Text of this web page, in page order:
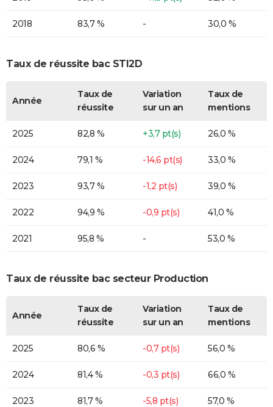
2018 83,7 % - 30,0 %
Taux de réussite bac STI2D
Année
Taux de
réussite
Variation
sur un an
Taux de
mentions
2025 82,8 % +3,7 pt(s) 26,0 %
2024 79,1 % -14,6 pt(s) 33,0 %
2023 93,7 % -1,2 pt(s) 39,0 %
2022 94,9 % -0,9 pt(s) 41,0 %
2021 95,8 % - 53,0 %
Taux de réussite bac secteur Production
Année
Taux de
réussite
Variation
sur un an
Taux de
mentions
2025 80,6 % -0,7 pt(s) 56,0 %
2024 81,4 % -0,3 pt(s) 66,0 %
2023 81,7 % -5,8 pt(s) 57,0 %